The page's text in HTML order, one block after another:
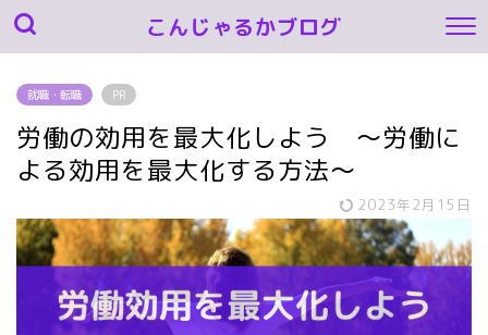
こんじゃるかブログ
就職・転職 PR
労働の効用を最大化しよう ～労働に
よる効用を最大化する方法～
2023年2月15日